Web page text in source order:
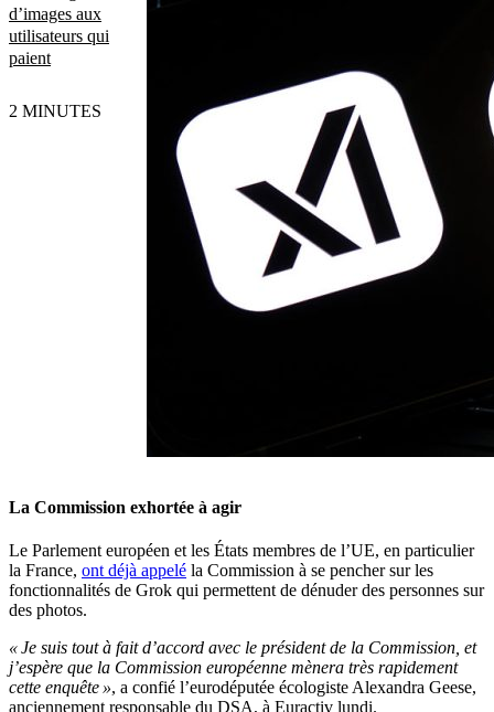
d’images aux
utilisateurs qui
paient
2 MINUTES
La Commission exhortée à agir
Le Parlement européen et les États membres de l’UE, en particulier
la France, ont déjà appelé la Commission à se pencher sur les
fonctionnalités de Grok qui permettent de dénuder des personnes sur
des photos.
« Je suis tout à fait d’accord avec le président de la Commission, et
j’espère que la Commission européenne mènera très rapidement
cette enquête », a confié l’eurodéputée écologiste Alexandra Geese,
anciennement responsable du DSA, à Euractiv lundi.